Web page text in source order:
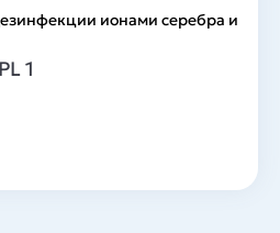
ионами серебра и
1